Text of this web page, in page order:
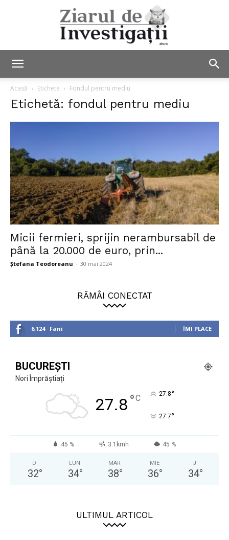
Investigații
Acasă Etichete Fondul pentru mediu
Etichetă: fondul pentru mediu
Micii fermieri, sprijin nerambursabil de
până la 20.000 de euro, prin...
Ștefana Teodoreanu - 30 mai 2024
RĂMÂI CONECTAT
6,124 Fani ÎMI PLACE
BUCUREȘTI
Nori Împrăștiați
27.8°C 27.8°
27.7°
45 % 3.1kmh 45 %
D
32°
LUN
34°
MAR
38°
MIE
36°
J
34°
ULTIMUL ARTICOL